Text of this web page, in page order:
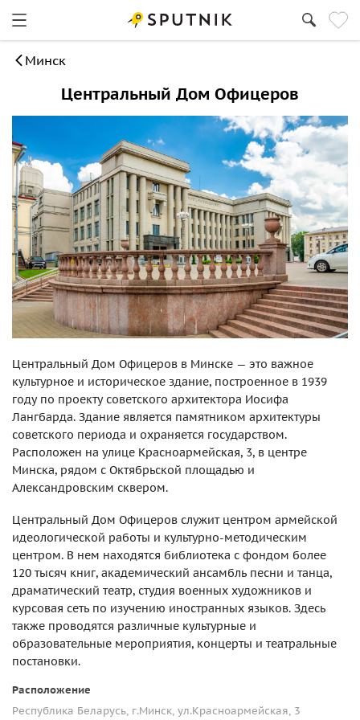
Минск
Центральный Дом Офицеров
Центральный Дом Офицеров в Минске — это важное
культурное и историческое здание, построенное в 1939
году по проекту советского архитектора Иосифа
Лангбарда. Здание является памятником архитектуры
советского периода и охраняется государством.
Расположен на улице Красноармейская, 3, в центре
Минска, рядом с Октябрьской площадью и
Александровским сквером.
Центральный Дом Офицеров служит центром армейской
идеологической работы и культурно-методическим
центром. В нем находятся библиотека с фондом более
120 тысяч книг, академический ансамбль песни и танца,
драматический театр, студия военных художников и
курсовая сеть по изучению иностранных языков. Здесь
также проводятся различные культурные и
образовательные мероприятия, концерты и театральные
постановки​.
Расположение
Республика Беларусь, г.Минск, ул.Красноармейская, 3